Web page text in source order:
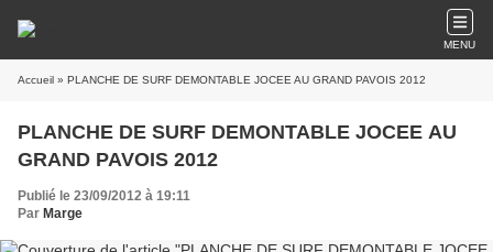
MENU
Accueil » PLANCHE DE SURF DEMONTABLE JOCEE AU GRAND PAVOIS 2012
PLANCHE DE SURF DEMONTABLE JOCEE AU
GRAND PAVOIS 2012
Publié le 23/09/2012 à 19:11
Par Marge